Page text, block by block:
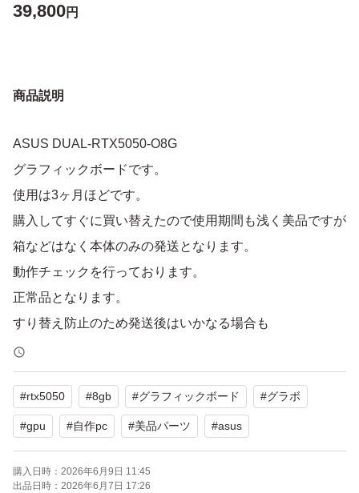
39,800円
商品説明
ASUS DUAL-RTX5050-O8G
グラフィックボードです。
使用は3ヶ月ほどです。
購入してすぐに買い替えたので使用期間も浅く美品ですが
箱などはなく本体のみの発送となります。
動作チェックを行っております。
正常品となります。
すり替え防止のため発送後はいかなる場合も
取り引きキャンセルに対応致しません。
ご了承の程よろしくお願いします。
【ブランド】ASUS
【カテゴリ】グラフィックボード、ビデオカード
【モデル名】DUAL-RTX5050-O8G
#rtx5050 #8gb #グラフィックボード #グラボ
#gpu #自作pc #美品パーツ #asus
購入日時： 2026年6月9日 11:45
出品日時： 2026年6月7日 17:26